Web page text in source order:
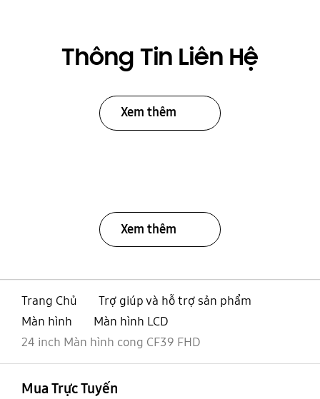
Thông Tin Liên Hệ
Xem thêm
Xem thêm
Trang Chủ
Trợ giúp và hỗ trợ sản phẩm
Màn hình
Màn hình LCD
24 inch Màn hình cong CF39 FHD
Mua Trực Tuyến